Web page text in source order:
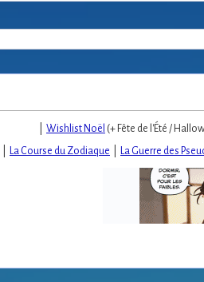
Wishlist Noël (+ Fête de l'Été /
La Course du Zodiaque La Guerre des